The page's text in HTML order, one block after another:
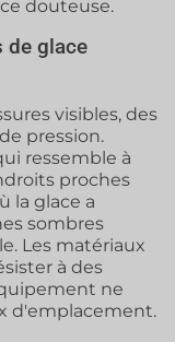
douteuse.
de glace
visibles, des
pression.
ressemble à
proches
la glace a
sombres
Les matériaux
à des
ne
d'emplacement.